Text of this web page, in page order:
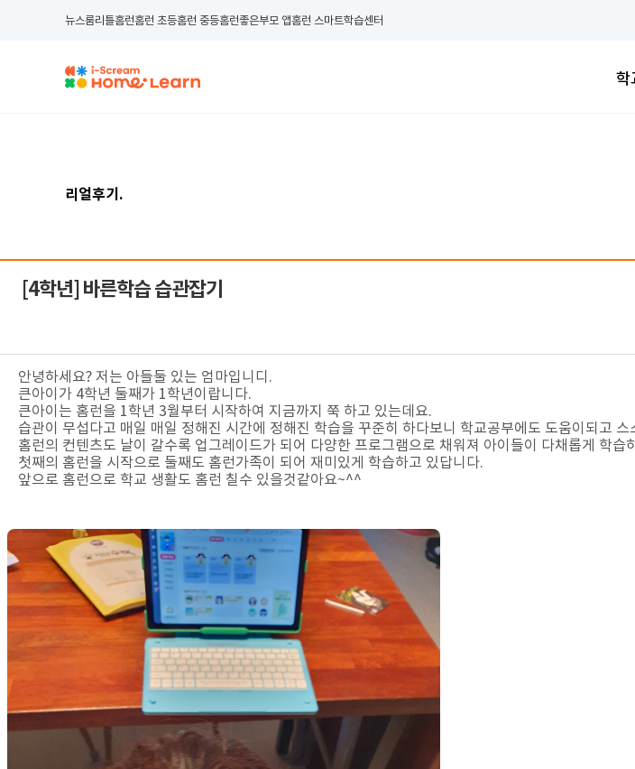
뉴스룸리틀홈런홈런 초등홈런 중등홈런좋은부모 앱홈런 스마트학습센터
교
학
리얼후기 .
[4학년] 바른학습 습관잡기
안녕하세요? 저는 아들둘 있는 엄마입니디.
큰아이가 4학년 둘째가 1학년이랍니다.
큰아이는 홈런을 1학년 3월부터 시작하여 지금까지 쭉 하고 있는데요.
습관이 무섭다고 매일 매일 정해진 시간에 정해진 학습을 꾸준히 하다보니 학교공부에도 도움이되고
홈런의 컨텐츠도 날이 갈수록 업그레이드가 되어 다양한 프로그램으로 채워져 아이들이 다채롭게 학습
첫째의 홈런을 시작으로 둘째도 홈런가족이 되어 재미있게 학습하고 있답니다.
앞으로 홈런으로 학교 생활도 홈런 칠수 있을것같아요~^^